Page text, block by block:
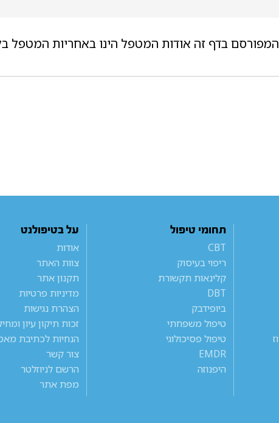
בדף זה אודות המטפל הינו באחריות המטפל
תחומי טיפול
CBT
ריפוי בעיסוק
קלינאות תקשורת
DBT
ביופידבק
טיפול משפחתי
טיפול פסיכולוגי
EMDR
היפנוזה
על בטיפולנט
אודות
צוות האתר
תקנון אתר
מדיניות פרטיות
הצהרת נגישות
זכות תיקון עיון
הנחיות לכתיבת
צור קשר
הרשם לניוזלטר
מפת אתר